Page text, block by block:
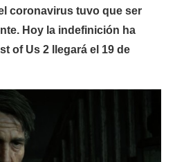
coronavirus tuvo que ser
Hoy la indefinición ha
of Us 2 llegará el 19 de